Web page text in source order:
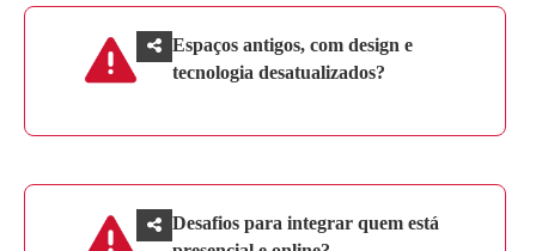
Espaços antigos, com design e
tecnologia desatualizados?
Desafios para integrar quem está